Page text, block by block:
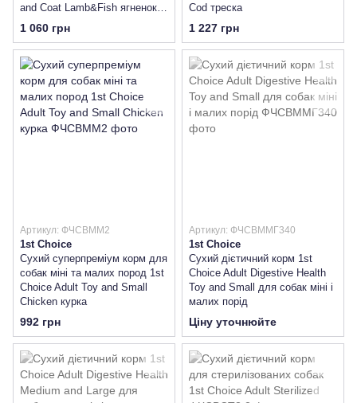
and Coat Lamb&Fish ягненок
рыба
1 060 грн
Cod треска
1 227 грн
Артикул: ФЧСВММ2
1st Choice
Сухий суперпреміум корм для
собак міні та малих пород 1st
Choice Adult Toy and Small
Сhicken курка
992 грн
Артикул: ФЧСВММГ340
1st Choice
Сухий дієтичний корм 1st
Choice Adult Digestive Health
Toy and Small для собак міні і
малих порід
Ціну уточнюйте